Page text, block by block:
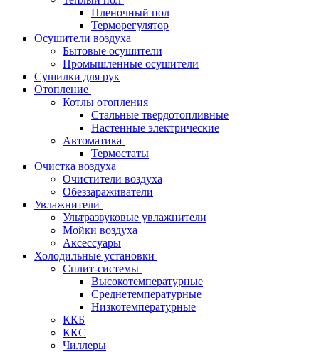
Пленочный пол
Терморегулятор
Осушители воздуха
Бытовые осушители
Промышленные осушители
Сушилки для рук
Отопление
Котлы отопления
Стальные твердотопливные
Настенные электрические
Автоматика
Термостаты
Очистка воздуха
Очистители воздуха
Обеззараживатели
Увлажнители
Ультразвуковые увлажнители
Мойки воздуха
Аксессуары
Холодильные установки
Сплит-системы
Высокотемпературные
Среднетемпературные
Низкотемпературные
ККБ
ККС
Чиллеры